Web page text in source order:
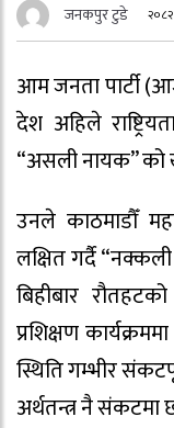
जनकपुर टुडे
आम जनता पार्टी
देश अहिले
“असली नायक” को
उनले काठमाडौँ
लक्षित गर्दै
बिहीबार
प्रशिक्षण
स्थिति गम्भीर
अर्थतन्त्र नै संकटमा